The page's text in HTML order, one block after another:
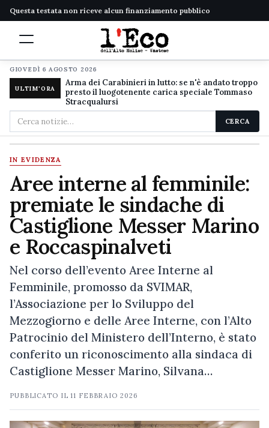
Questa testata non riceve alcun finanziamento pubblico
GIOVEDÌ 6 AGOSTO 2026
ULTIM'ORA
Arma dei Carabinieri in lutto: se n'è andato troppo
presto il luogotenente carica speciale Tommaso
Stracqualursi
Cerca
nel
sito
CERCA
IN EVIDENZA
Aree interne al femminile:
premiate le sindache di
Castiglione Messer Marino
e Roccaspinalveti
Nel corso dell’evento Aree Interne al
Femminile, promosso da SVIMAR,
l’Associazione per lo Sviluppo del
Mezzogiorno e delle Aree Interne, con l’Alto
Patrocinio del Ministero dell’Interno, è stato
conferito un riconoscimento alla sindaca di
Castiglione Messer Marino, Silvana…
PUBBLICATO IL11 FEBBRAIO 2026